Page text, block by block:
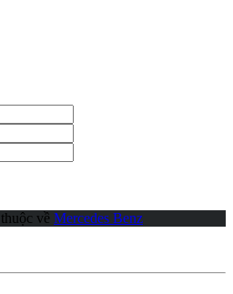
về Mercedes Benz